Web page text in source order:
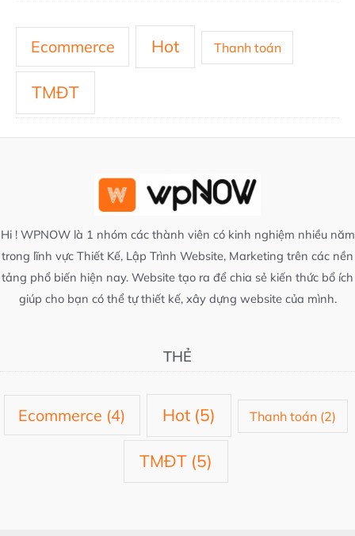
Ecommerce Hot Thanh toán
TMĐT
Hi ! WPNOW là 1 nhóm các thành viên có kinh nghiệm nhiều năm
trong lĩnh vực Thiết Kế, Lập Trình Website, Marketing trên các nền
tảng phổ biến hiện nay. Website tạo ra để chia sẻ kiến thức bổ ích
giúp cho bạn có thể tự thiết kế, xây dựng website của mình.
THẺ
Ecommerce (4) Hot(5) Thanh toán (2)
TMĐT (5)